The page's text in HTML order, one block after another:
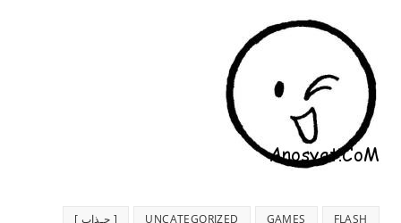
FLASH
GAMES
UNCATEGORIZED [ جـذاب ]